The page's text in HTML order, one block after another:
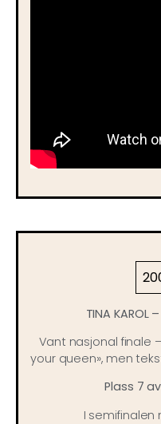
TINA KAROL
Vant nasjonal finale
your queen», men
Plass 7
I semifinalen